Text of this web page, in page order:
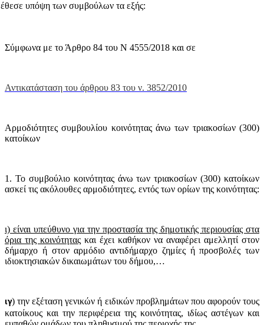
έθεσε υπόψη των συμβούλων τα εξής:
Σύμφωνα με το Άρθρο 84 του Ν 4555/2018 και σε
Αντικατάσταση του άρθρου 83 του ν. 3852/2010
Αρμοδιότητες συμβουλίου κοινότητας άνω των τριακοσίων (300)
κατοίκων
1. Το συμβούλιο κοινότητας άνω των τριακοσίων (300) κατοίκων
ασκεί τις ακόλουθες αρμοδιότητες, εντός των ορίων της κοινότητας:
ι) είναι υπεύθυνο για την προστασία της δημοτικής περιουσίας στα
όρια της κοινότητας και έχει καθήκον να αναφέρει αμελλητί στον
δήμαρχο ή στον αρμόδιο αντιδήμαρχο ζημίες ή προσβολές των
ιδιοκτησιακών δικαιωμάτων του δήμου,…
ιγ) την εξέταση γενικών ή ειδικών προβλημάτων που αφορούν τους
κατοίκους και την περιφέρεια της κοινότητας, ιδίως αστέγων και